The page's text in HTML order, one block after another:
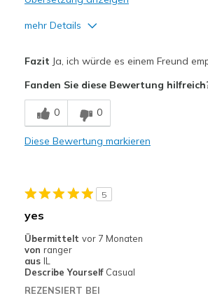
mehr Details
Breathe Well
Comfortable
Travel
Width
Fazit Ja, ich würde es einem Freund
Fanden Sie diese Bewertung
0 0
Diese Bewertung markieren
5
yes
Übermittelt vor 7 Monaten
von ranger
aus IL
Describe Yourself Casual
REZENSIERT BEI